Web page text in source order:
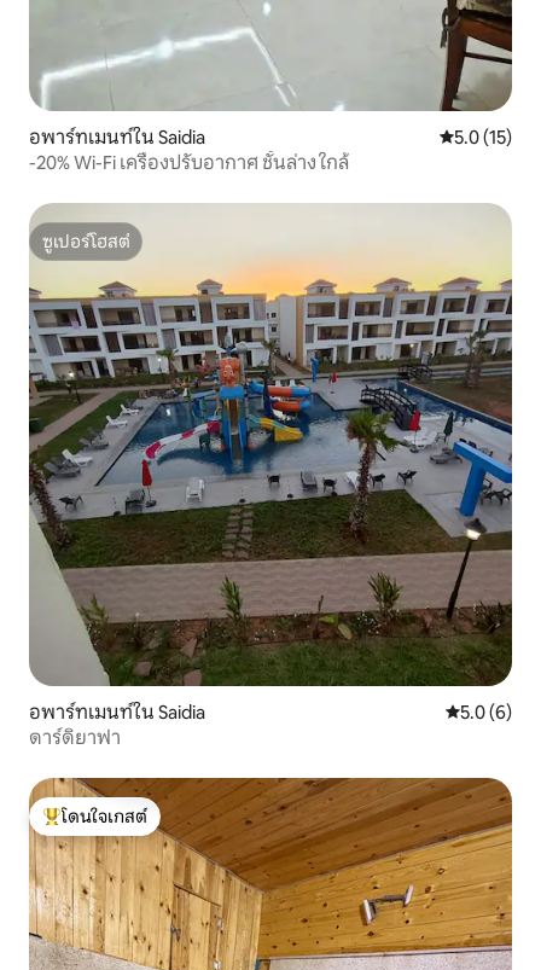
อพาร์ทเมนท์ใน Saidia คะแนนเฉลี่ย
5.0 (15)
-20% Wi-Fi เครื่องปรับอากาศ ชั้นล่าง ใกล้
ซูเปอร์โฮสต์
ซูเปอร์โฮสต์
อพาร์ทเมนท์ใน Saidia คะแนนเฉลี่
5.0 (6)
ดาร์ดิยาฟา
โดนใจเกสต์ที่สุด
โดนใจเกสต์